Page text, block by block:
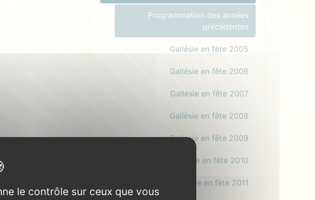
Programmation des années
précédentes
Gallésie en fête 2005
Gallésie en fête 2006
Gallésie en fête 2007
Gallésie en fête 2008
Gallésie en fête 2009
Gallésie en fête 2010
Gallésie en fête 2011
le contrôle sur ceux que vous